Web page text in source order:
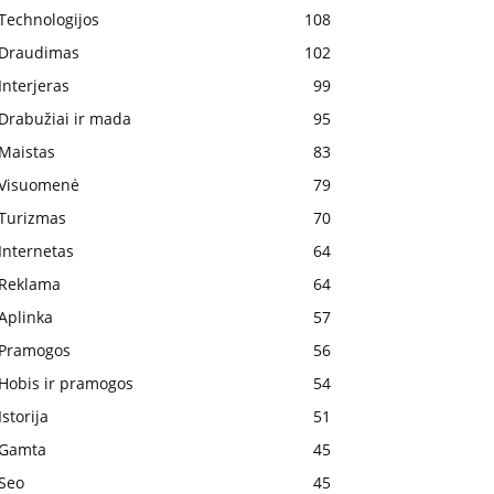
108
102
99
ir mada
95
83
79
70
64
64
57
56
ir pramogos
54
51
45
45